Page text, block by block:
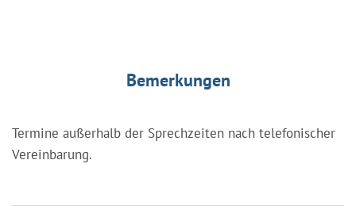
Bemerkungen
Termine außerhalb der Sprechzeiten nach telefonischer
Vereinbarung.